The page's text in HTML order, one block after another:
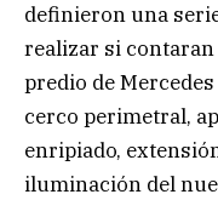
definieron una
realizar si
predio de
cerco perimetral,
enripiado,
iluminación del